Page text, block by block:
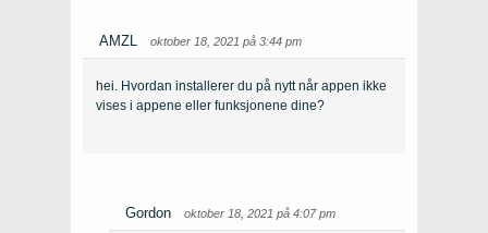
AMZL oktober 18, 2021 på 3:44 pm
hei. Hvordan installerer du på nytt når appen ikke
vises i appene eller funksjonene dine?
Gordon oktober 18, 2021 på 4:07 pm